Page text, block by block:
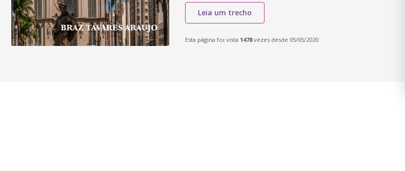
Leia um trecho
Esta página foi vista 1478vezes desde 05/05/2020